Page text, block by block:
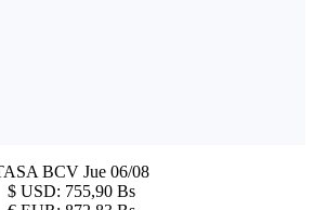
BCV Jue 06/08
$ USD: 755,90 Bs